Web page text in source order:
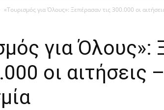
«Τουρισμός για Όλους»: Ξεπέρασαν τις 300.000 οι
για Όλους»:
οι αιτήσεις